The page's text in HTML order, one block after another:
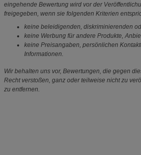
eingehende Bewertung wird vor der
freigegeben, wenn sie folgenden Kriterien
keine beleidigenden, diskriminierenden
keine Werbung für andere Produkte,
keine Preisangaben, persönlichen
Informationen.
Wir behalten uns vor, Bewertungen, die gegen
Recht verstoßen, ganz oder teilweise nicht zu
zu entfernen.